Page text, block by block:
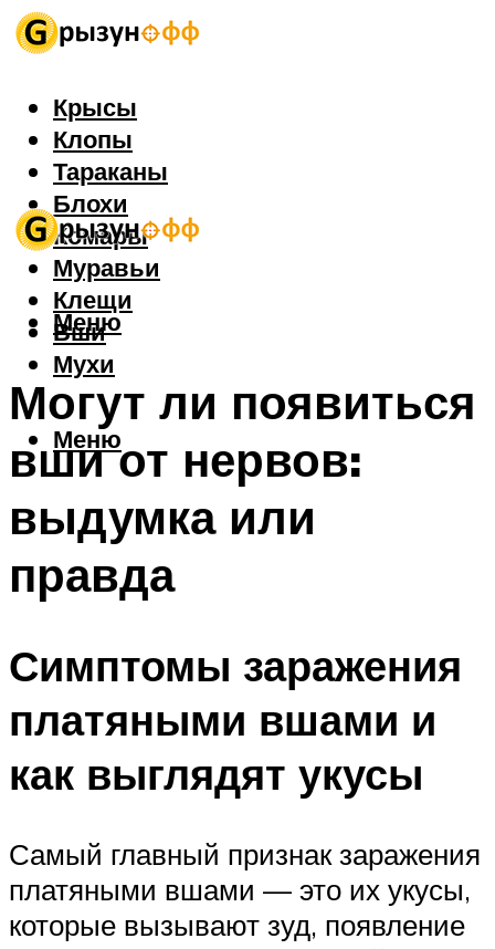
Крысы
Клопы
Тараканы
Блохи
Комары
Муравьи
Клещи
Вши
Мухи
Меню
Меню
Могут ли появиться
вши от нервов:
выдумка или
правда
Симптомы заражения
платяными вшами и
как выглядят укусы
Самый главный признак заражения
платяными вшами — это их укусы,
которые вызывают зуд, появление